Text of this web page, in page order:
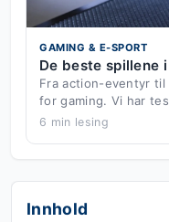
GAMING & E-SPORT
De beste spillene
Fra action-eventyr
for gaming. Vi har
6 min lesing
Innhold